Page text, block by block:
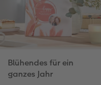
Blühendes für ein
ganzes Jahr